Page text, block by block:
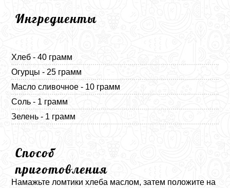
Ингредиенты
Хлеб - 40 грамм
Огурцы - 25 грамм
Масло сливочное - 10 грамм
Соль - 1 грамм
Зелень - 1 грамм
Способ
приготовления
Намажьте ломтики хлеба маслом, затем положите на